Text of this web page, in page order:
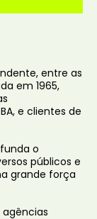
entre as
em 1965,
e clientes de
o
públicos e
grande força
agências